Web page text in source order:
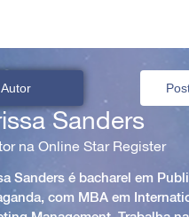
Autor
Sanders
na Online Star Register
Sanders é bacharel em
com MBA em